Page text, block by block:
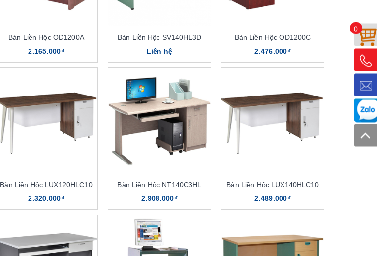
Bàn Liền Hộc OD1200A
2.165.000₫
Bàn Liền Hộc SV140HL3D
Liên hệ
Bàn Liền Hộc OD1200C
2.476.000₫
Bàn Liền Hộc LUX120HLC10
2.320.000₫
Bàn Liền Hộc NT140C3HL
2.908.000₫
Bàn Liền Hộc LUX140HLC10
2.489.000₫
0